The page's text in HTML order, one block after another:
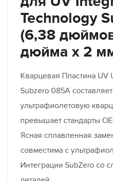
Technology
(6,38
дюйма x 2
Кварцевая Пластина UV
Subzero 085A
ультрафиолетовую
превышает стандарты
Ясная сплавленная
совместима с
Интеграции SubZero со